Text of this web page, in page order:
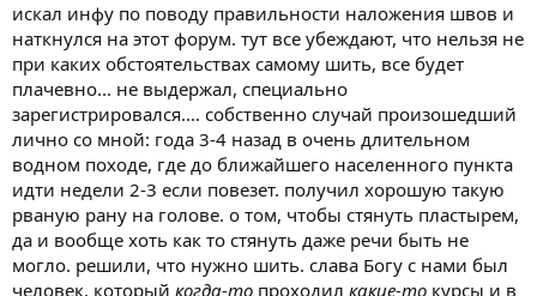
искал инфу по поводу правильности наложения швов и
наткнулся на этот форум. тут все убеждают, что нельзя не
при каких обстоятельствах самому шить, все будет
плачевно... не выдержал, специально
зарегистрировался.... собственно случай произошедший
лично со мной: года 3-4 назад в очень длительном
водном походе, где до ближайшего населенного пункта
идти недели 2-3 если повезет. получил хорошую такую
рваную рану на голове. о том, чтобы стянуть пластырем,
да и вообще хоть как то стянуть даже речи быть не
могло. решили, что нужно шить. слава Богу с нами был
человек, который когда-то проходил какие-то курсы и в